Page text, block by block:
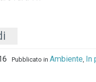
Pubblicato in Ambiente, In